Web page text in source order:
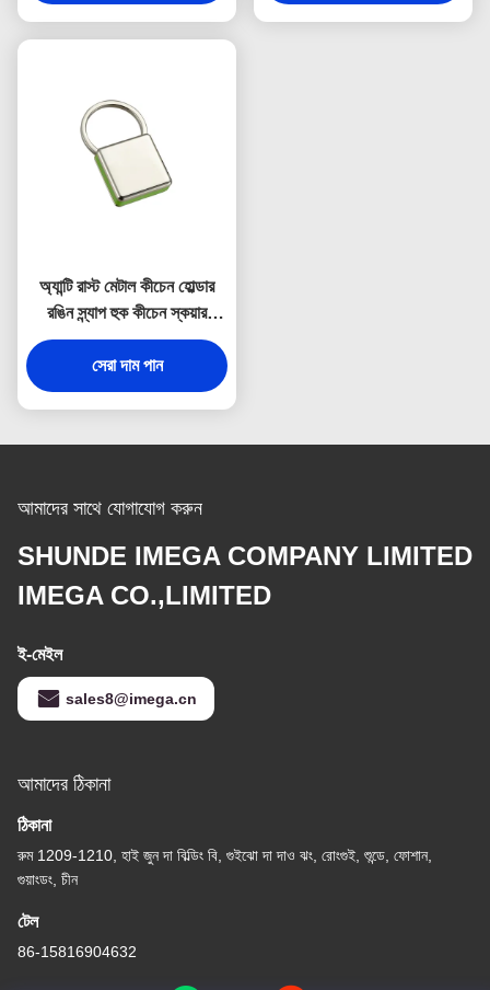
অ্যান্টি রাস্ট মেটাল কীচেন হোল্ডার
রঙিন স্ন্যাপ হুক কীচেন স্কয়ার
প্লাস্টিক
সেরা দাম পান
আমাদের সাথে যোগাযোগ করুন
SHUNDE IMEGA COMPANY LIMITED
IMEGA CO.,LIMITED
ই-মেইল
sales8@imega.cn
আমাদের ঠিকানা
ঠিকানা
রুম 1209-1210, হাই জুন দা বিল্ডিং বি, গুইঝো দা দাও ঝং, রোংগুই, শুন্ডে, ফোশান,
গুয়াংডং, চীন
টেল
86-15816904632